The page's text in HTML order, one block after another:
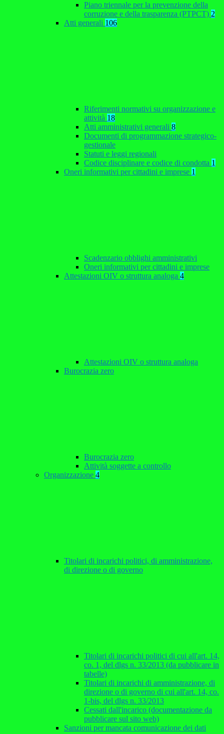
Piano triennale per la prevenzione della
corruzione e della trasparenza (PTPCT) 2
Atti generali 106
Riferimenti normativi su organizzazione e
attività 18
Atti amministrativi generali 8
Documenti di programmazione strategico-
gestionale
Statuti e leggi regionali
Codice disciplinare e codice di condotta 1
Oneri informativi per cittadini e imprese 1
Scadenzario obblighi amministrativi
Oneri informativi per cittadini e imprese
Attestazioni OIV o struttura analoga 4
Attestazioni OIV o struttura analoga
Burocrazia zero
Burocrazia zero
Attività soggette a controllo
Organizzazione 4
Titolari di incarichi politici, di amministrazione,
di direzione o di governo
Titolari di incarichi politici di cui all'art. 14,
co. 1, del dlgs n. 33/2013 (da pubblicare in
tabelle)
Titolari di incarichi di amministrazione, di
direzione o di governo di cui all'art. 14, co.
1-bis, del dlgs n. 33/2013
Cessati dall'incarico (documentazione da
pubblicare sul sito web)
Sanzioni per mancata comunicazione dei dati